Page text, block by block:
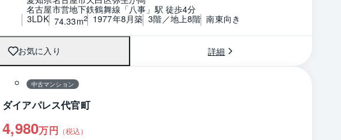
名古屋市営地下鉄鶴舞線「八事」駅 徒歩4分
3LDK 74.33m2 1977年8月築 3階／地上8階 南東向き
お気に入り 詳細
中古マンション
ダイアパレス代官町
4,980万円 （税込）